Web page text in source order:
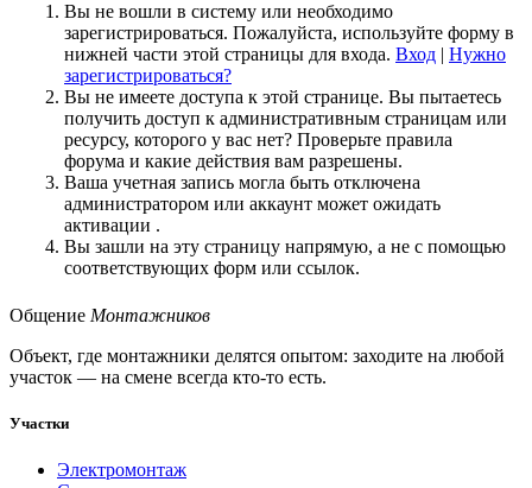
Вы не вошли в систему или необходимо
зарегистрироваться. Пожалуйста, используйте форму в
нижней части этой страницы для входа. Вход | Нужно
зарегистрироваться?
Вы не имеете доступа к этой странице. Вы пытаетесь
получить доступ к административным страницам или
ресурсу, которого у вас нет? Проверьте правила
форума и какие действия вам разрешены.
Ваша учетная запись могла быть отключена
администратором или аккаунт может ожидать
активации .
Вы зашли на эту страницу напрямую, а не с помощью
соответствующих форм или ссылок.
Общение Монтажников
Объект, где монтажники делятся опытом: заходите на любой
участок — на смене всегда кто-то есть.
Участки
Электромонтаж